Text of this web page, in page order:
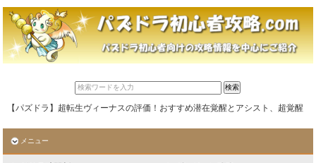
【パズドラ】超転生ヴィーナスの評価！おすすめ潜在覚醒とアシスト、超覚醒
メニュー